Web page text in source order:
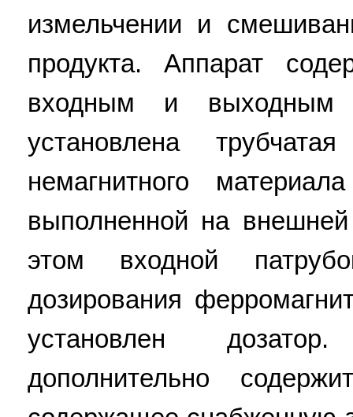
измельчении и
продукта. Аппарат
входным и выходным
установлена
немагнитного
выполненной на
этом входной
дозирования
установлен
дополнительно